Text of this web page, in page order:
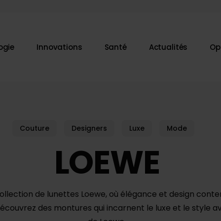
Innovations Santé Actualités
Couture Designers Luxe Mode
LOEWE
de lunettes Loewe, où élégance et design
des montures qui incarnent le luxe et le style